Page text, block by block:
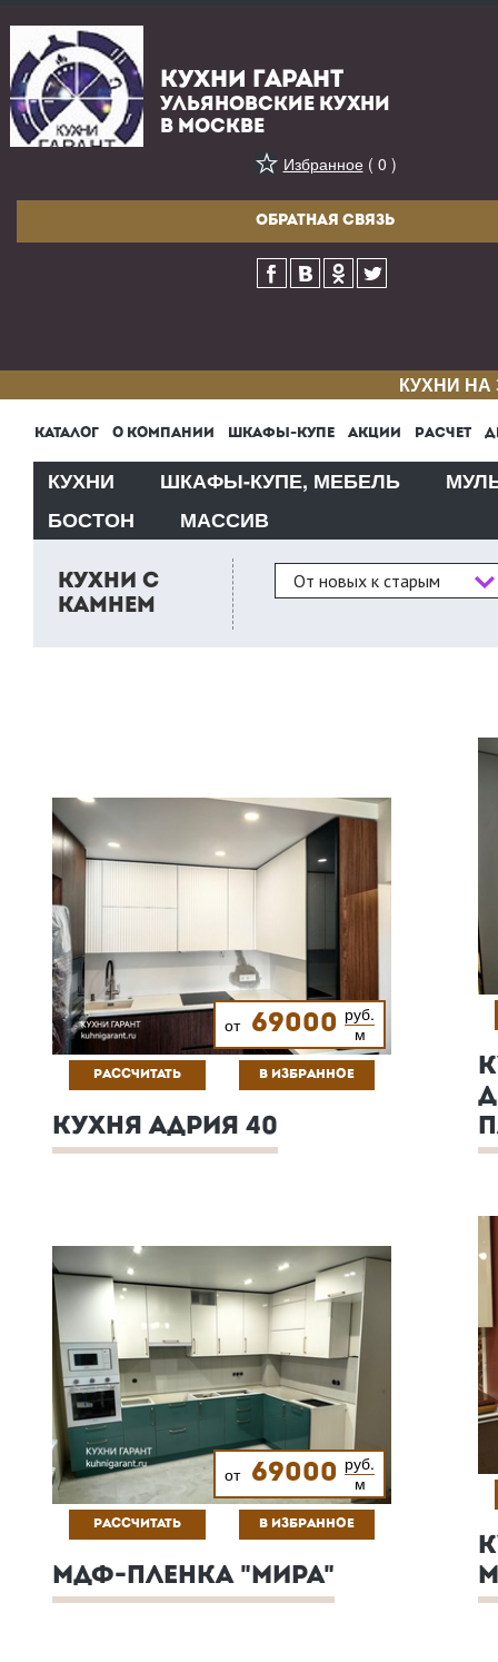
КУХНИ ГАРАНТ
УЛЬЯНОВСКИЕ КУХНИ
В МОСКВЕ
Избранное( 0 )
ОБРАТНАЯ СВЯЗЬ
КУХНИ
КАТАЛОГ О КОМПАНИИ ШКАФЫ-КУПЕ АКЦИИ РАСЧЕТ
КУХНИ ШКАФЫ-КУПЕ, МЕБЕЛЬ
БОСТОН
МАССИВ
КУХНИ С
КАМНЕМ
Сортировка
От новых к старым
от 69000 руб.
м
РАССЧИТАТЬ В ИЗБРАННОЕ
КУХНЯ АДРИЯ 40
от 69000 руб.
м
РАССЧИТАТЬ В ИЗБРАННОЕ
МДФ-ПЛЕНКА "МИРА"